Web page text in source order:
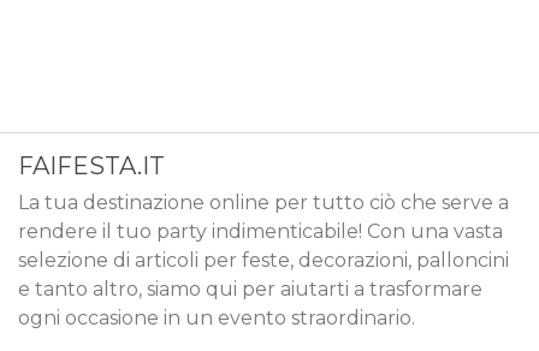
FAIFESTA.IT
La tua destinazione online per tutto ciò che serve a
rendere il tuo party indimenticabile! Con una vasta
selezione di articoli per feste, decorazioni, palloncini
e tanto altro, siamo qui per aiutarti a trasformare
ogni occasione in un evento straordinario.